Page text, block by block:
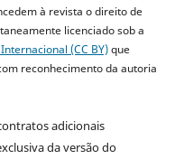
à revista o direito de
licenciado sob a
(CC BY)que
reconhecimento da autoria
adicionais
da versão do